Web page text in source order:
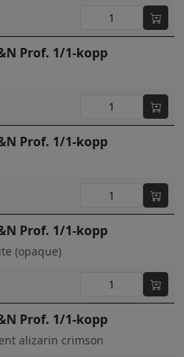
Prof. 1/1-kopp
Prof. 1/1-kopp
Prof. 1/1-kopp
(opaque)
Prof. 1/1-kopp
alizarin crimson